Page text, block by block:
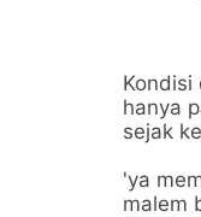
hanya
sejak
'ya
malem